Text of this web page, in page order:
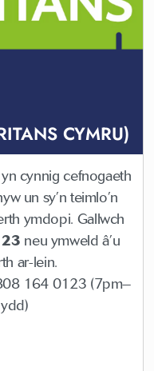
CYMRU)
cynnig cefnogaeth
un sy’n teimlo’n
ymdopi. Gallwch
neu ymweld â’u
ar-lein.
164 0123 (7pm–
(Samaritans